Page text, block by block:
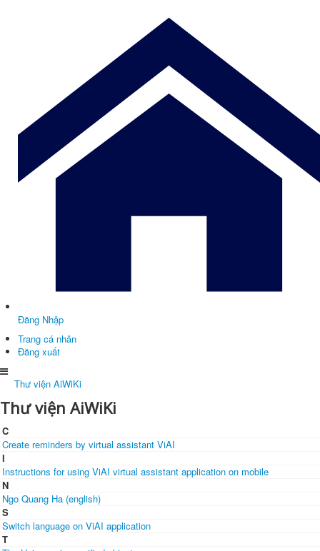
Đăng Nhập
Trang cá nhân
Đăng xuất
Thư viện AiWiKi
Thư viện AiWiKi
C
Create reminders by virtual assistant ViAI
I
Instructions for using ViAI virtual assistant application on mobile
N
Ngo Quang Ha (english)
S
Switch language on ViAI application
T